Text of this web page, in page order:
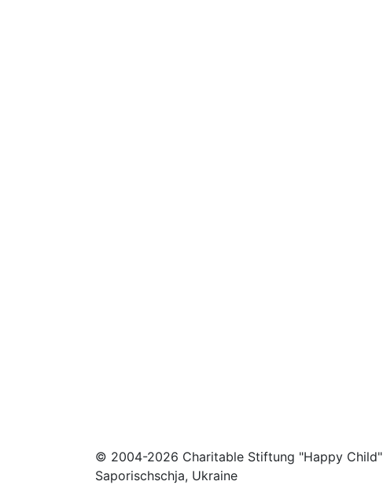
© 2004-2026 Charitable Stiftung "Happy Child"
Saporischschja, Ukraine